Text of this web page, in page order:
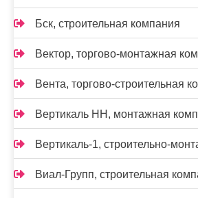
Бск, строительная компания
Вектор, торгово-монтажная
Вента, торгово-строительная
Вертикаль НН, монтажная
Вертикаль-1, строительно-
Виал-Групп, строительная